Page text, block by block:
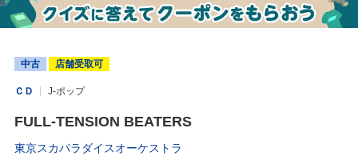
中古 店舗受取可
ＣＤ J-ポップ
FULL-TENSION BEATERS
東京スカパラダイスオーケストラ